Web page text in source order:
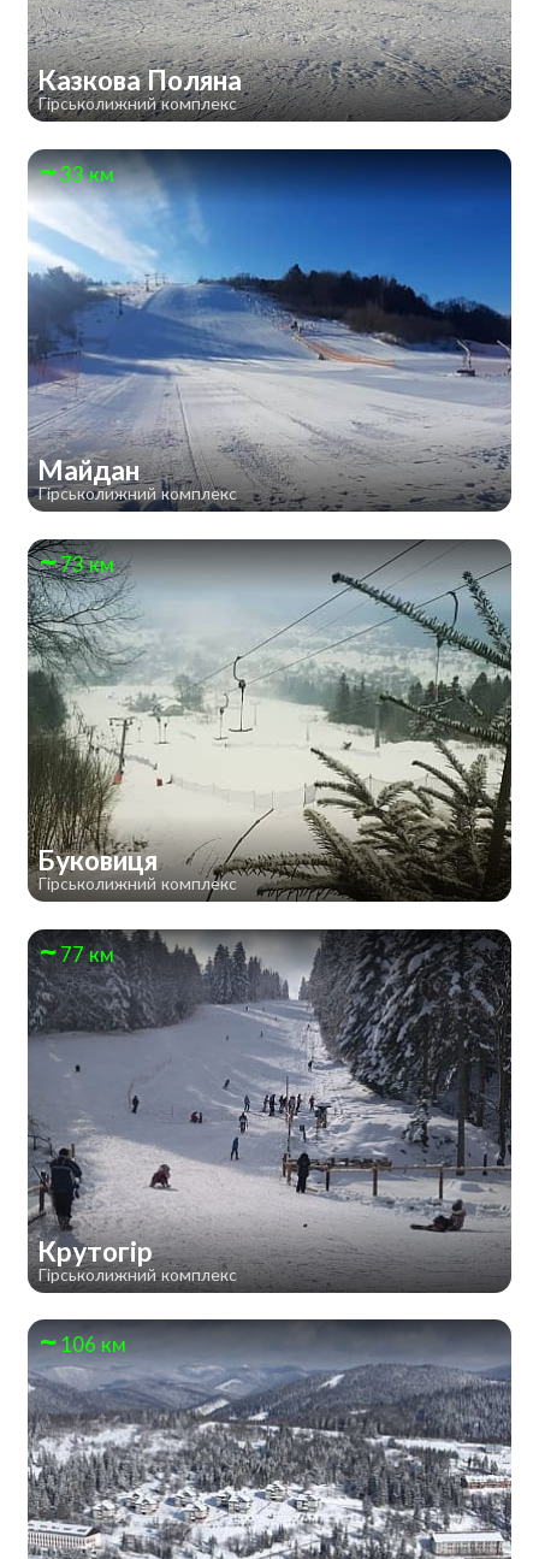
Казкова Поляна
Гірськолижний комплекс
33 км
Майдан
Гірськолижний комплекс
73 км
Буковиця
Гірськолижний комплекс
77 км
Крутогір
Гірськолижний комплекс
106 км